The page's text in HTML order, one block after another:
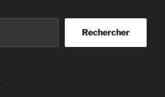
Rechercher